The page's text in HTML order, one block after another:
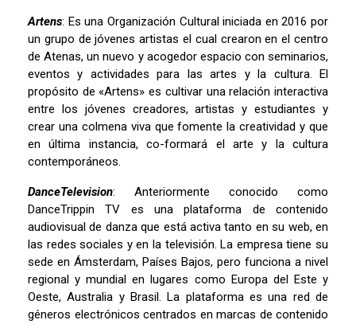
Artens: Es una Organización Cultural iniciada en 2016 por
un grupo de jóvenes artistas el cual crearon en el centro
de Atenas, un nuevo y acogedor espacio con seminarios,
eventos y actividades para las artes y la cultura. El
propósito de «Artens» es cultivar una relación interactiva
entre los jóvenes creadores, artistas y estudiantes y
crear una colmena viva que fomente la creatividad y que
en última instancia, co-formará el arte y la cultura
contemporáneos.
DanceTelevision: Anteriormente conocido como
DanceTrippin TV es una plataforma de contenido
audiovisual de danza que está activa tanto en su web, en
las redes sociales y en la televisión. La empresa tiene su
sede en Ámsterdam, Países Bajos, pero funciona a nivel
regional y mundial en lugares como Europa del Este y
Oeste, Australia y Brasil. La plataforma es una red de
géneros electrónicos centrados en marcas de contenido